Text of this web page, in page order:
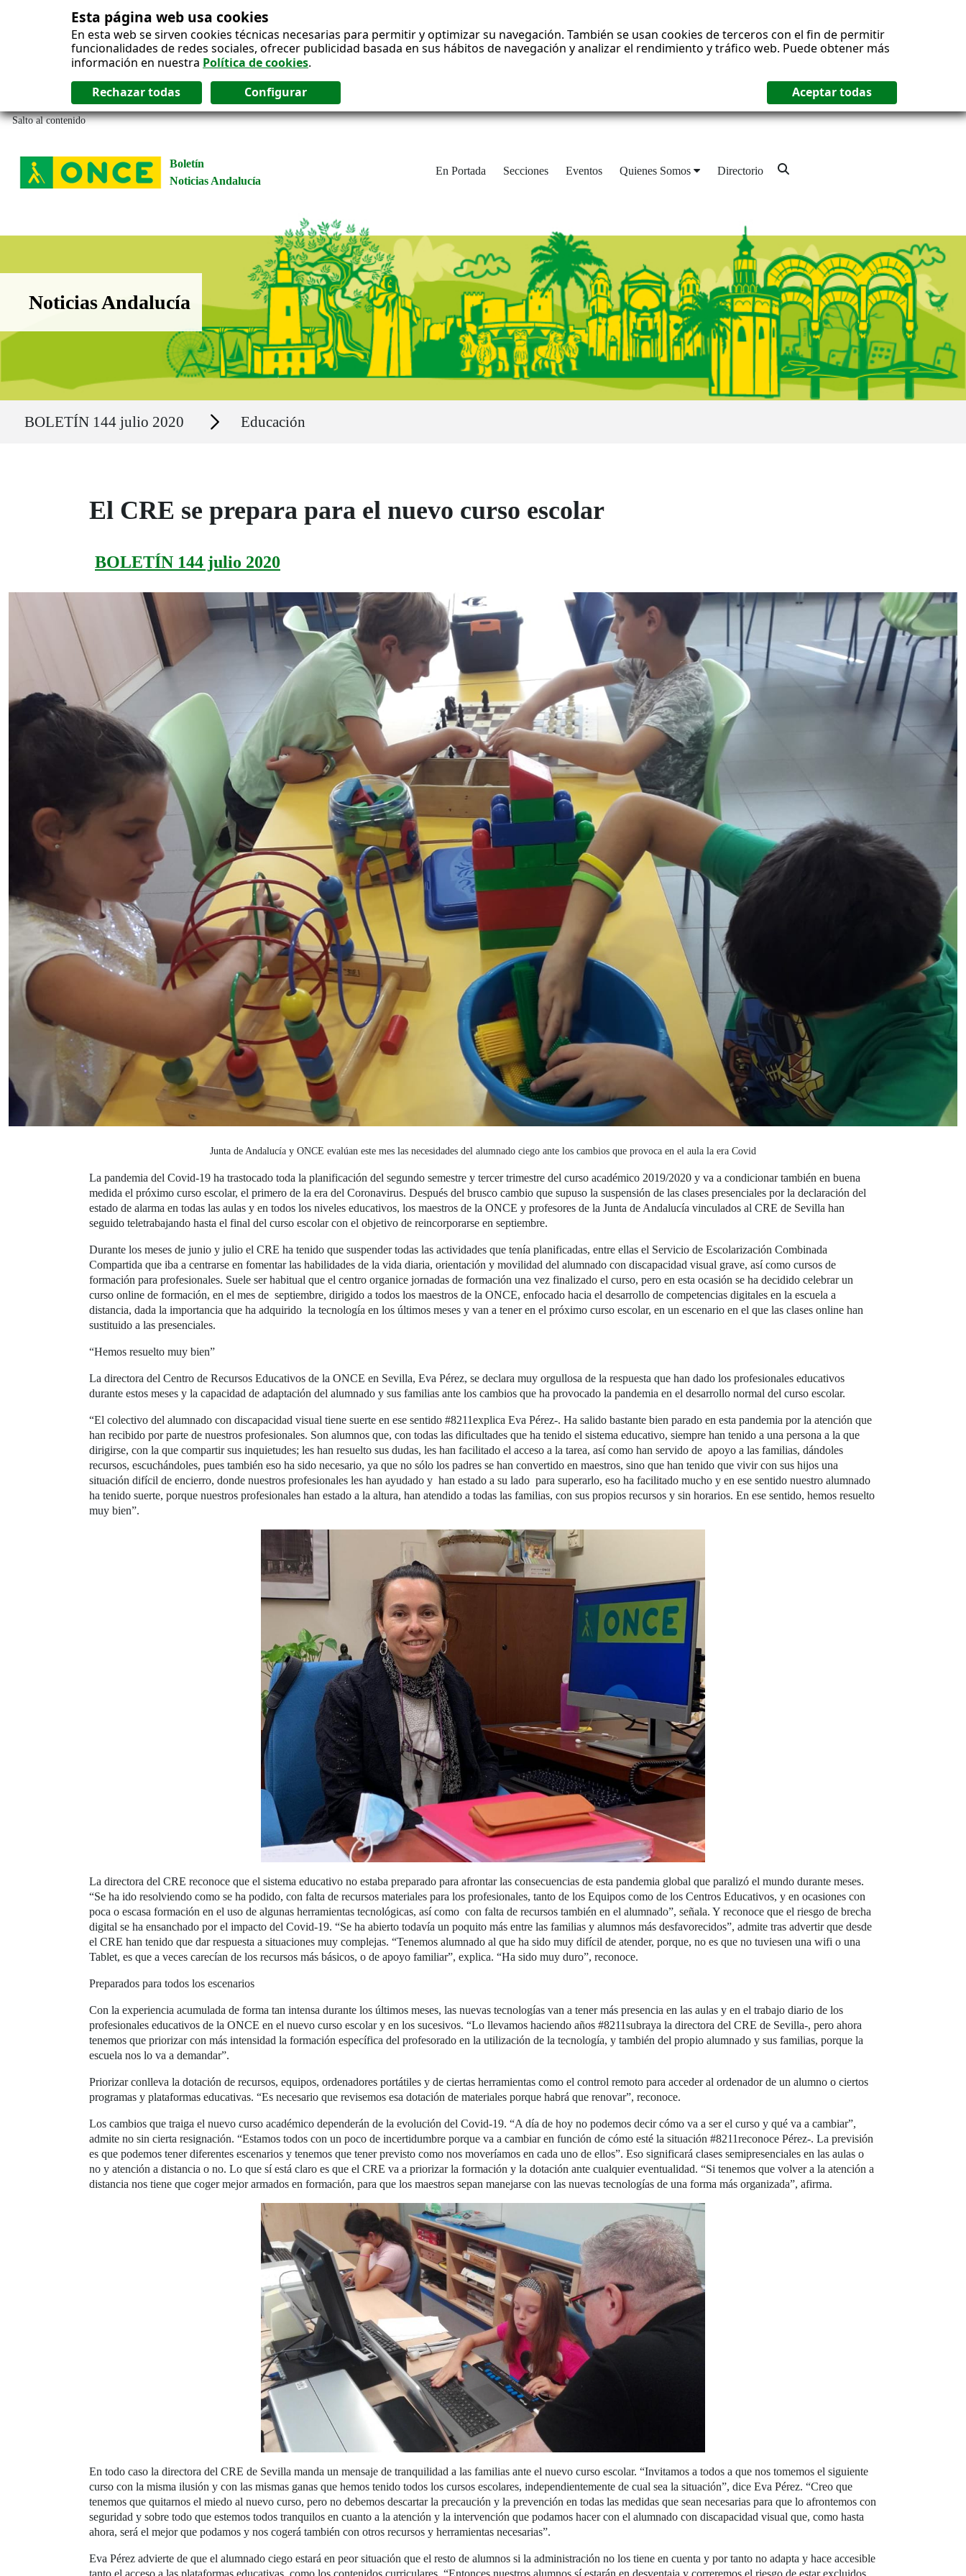
Esta página web usa cookies
En esta web se sirven cookies técnicas necesarias para permitir y optimizar su navegación. También se usan cookies de terceros con el fin de permitir
funcionalidades de redes sociales, ofrecer publicidad basada en sus hábitos de navegación y analizar el rendimiento y tráfico web. Puede obtener más
información en nuestra Política de cookies.
Salto al contenido
Boletín
Noticias Andalucía
En Portada Secciones Eventos Quienes Somos Directorio
Boletín Noticias Andalucía
Noticias Andalucía
BOLETÍN 144 julio 2020 Secciones Educación
El CRE se prepara para el nuevo curso escolar
BOLETÍN 144 julio 2020
Junta de Andalucía y ONCE evalúan este mes las necesidades del alumnado ciego ante los cambios que provoca en el aula la era Covid
La pandemia del Covid-19 ha trastocado toda la planificación del segundo semestre y tercer trimestre del curso académico 2019/2020 y va a condicionar también en buena
medida el próximo curso escolar, el primero de la era del Coronavirus. Después del brusco cambio que supuso la suspensión de las clases presenciales por la declaración del
estado de alarma en todas las aulas y en todos los niveles educativos, los maestros de la ONCE y profesores de la Junta de Andalucía vinculados al CRE de Sevilla han
seguido teletrabajando hasta el final del curso escolar con el objetivo de reincorporarse en septiembre.
Durante los meses de junio y julio el CRE ha tenido que suspender todas las actividades que tenía planificadas, entre ellas el Servicio de Escolarización Combinada
Compartida que iba a centrarse en fomentar las habilidades de la vida diaria, orientación y movilidad del alumnado con discapacidad visual grave, así como cursos de
formación para profesionales. Suele ser habitual que el centro organice jornadas de formación una vez finalizado el curso, pero en esta ocasión se ha decidido celebrar un
curso online de formación, en el mes de septiembre, dirigido a todos los maestros de la ONCE, enfocado hacia el desarrollo de competencias digitales en la escuela a
distancia, dada la importancia que ha adquirido la tecnología en los últimos meses y van a tener en el próximo curso escolar, en un escenario en el que las clases online han
sustituido a las presenciales.
“Hemos resuelto muy bien”
La directora del Centro de Recursos Educativos de la ONCE en Sevilla, Eva Pérez, se declara muy orgullosa de la respuesta que han dado los profesionales educativos
durante estos meses y la capacidad de adaptación del alumnado y sus familias ante los cambios que ha provocado la pandemia en el desarrollo normal del curso escolar.
“El colectivo del alumnado con discapacidad visual tiene suerte en ese sentido #8211explica Eva Pérez-. Ha salido bastante bien parado en esta pandemia por la atención que
han recibido por parte de nuestros profesionales. Son alumnos que, con todas las dificultades que ha tenido el sistema educativo, siempre han tenido a una persona a la que
dirigirse, con la que compartir sus inquietudes; les han resuelto sus dudas, les han facilitado el acceso a la tarea, así como han servido de apoyo a las familias, dándoles
recursos, escuchándoles, pues también eso ha sido necesario, ya que no sólo los padres se han convertido en maestros, sino que han tenido que vivir con sus hijos una
situación difícil de encierro, donde nuestros profesionales les han ayudado y han estado a su lado para superarlo, eso ha facilitado mucho y en ese sentido nuestro alumnado
ha tenido suerte, porque nuestros profesionales han estado a la altura, han atendido a todas las familias, con sus propios recursos y sin horarios. En ese sentido, hemos resuelto
muy bien”.
La directora del CRE reconoce que el sistema educativo no estaba preparado para afrontar las consecuencias de esta pandemia global que paralizó el mundo durante meses.
“Se ha ido resolviendo como se ha podido, con falta de recursos materiales para los profesionales, tanto de los Equipos como de los Centros Educativos, y en ocasiones con
poca o escasa formación en el uso de algunas herramientas tecnológicas, así como con falta de recursos también en el alumnado”, señala. Y reconoce que el riesgo de brecha
digital se ha ensanchado por el impacto del Covid-19. “Se ha abierto todavía un poquito más entre las familias y alumnos más desfavorecidos”, admite tras advertir que desde
el CRE han tenido que dar respuesta a situaciones muy complejas. “Tenemos alumnado al que ha sido muy difícil de atender, porque, no es que no tuviesen una wifi o una
Tablet, es que a veces carecían de los recursos más básicos, o de apoyo familiar”, explica. “Ha sido muy duro”, reconoce.
Preparados para todos los escenarios
Con la experiencia acumulada de forma tan intensa durante los últimos meses, las nuevas tecnologías van a tener más presencia en las aulas y en el trabajo diario de los
profesionales educativos de la ONCE en el nuevo curso escolar y en los sucesivos. “Lo llevamos haciendo años #8211subraya la directora del CRE de Sevilla-, pero ahora
tenemos que priorizar con más intensidad la formación específica del profesorado en la utilización de la tecnología, y también del propio alumnado y sus familias, porque la
escuela nos lo va a demandar”.
Priorizar conlleva la dotación de recursos, equipos, ordenadores portátiles y de ciertas herramientas como el control remoto para acceder al ordenador de un alumno o ciertos
programas y plataformas educativas. “Es necesario que revisemos esa dotación de materiales porque habrá que renovar”, reconoce.
Los cambios que traiga el nuevo curso académico dependerán de la evolución del Covid-19. “A día de hoy no podemos decir cómo va a ser el curso y qué va a cambiar”,
admite no sin cierta resignación. “Estamos todos con un poco de incertidumbre porque va a cambiar en función de cómo esté la situación #8211reconoce Pérez-. La previsión
es que podemos tener diferentes escenarios y tenemos que tener previsto como nos moveríamos en cada uno de ellos”. Eso significará clases semipresenciales en las aulas o
no y atención a distancia o no. Lo que sí está claro es que el CRE va a priorizar la formación y la dotación ante cualquier eventualidad. “Si tenemos que volver a la atención a
distancia nos tiene que coger mejor armados en formación, para que los maestros sepan manejarse con las nuevas tecnologías de una forma más organizada”, afirma.
En todo caso la directora del CRE de Sevilla manda un mensaje de tranquilidad a las familias ante el nuevo curso escolar. “Invitamos a todos a que nos tomemos el siguiente
curso con la misma ilusión y con las mismas ganas que hemos tenido todos los cursos escolares, independientemente de cual sea la situación”, dice Eva Pérez. “Creo que
tenemos que quitarnos el miedo al nuevo curso, pero no debemos descartar la precaución y la prevención en todas las medidas que sean necesarias para que lo afrontemos con
seguridad y sobre todo que estemos todos tranquilos en cuanto a la atención y la intervención que podamos hacer con el alumnado con discapacidad visual que, como hasta
ahora, será el mejor que podamos y nos cogerá también con otros recursos y herramientas necesarias”.
Eva Pérez advierte de que el alumnado ciego estará en peor situación que el resto de alumnos si la administración no los tiene en cuenta y por tanto no adapta y hace accesible